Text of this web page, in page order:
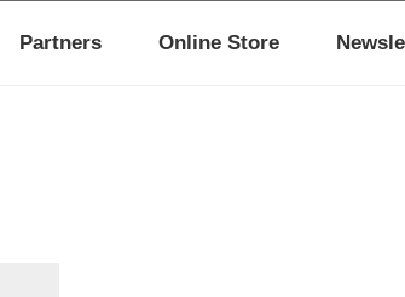
Partners Online Store